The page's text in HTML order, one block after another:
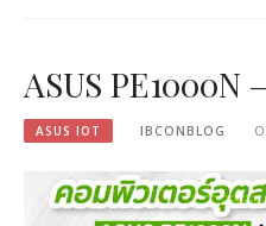
ASUS
ASUS IOT IBCONBLOG